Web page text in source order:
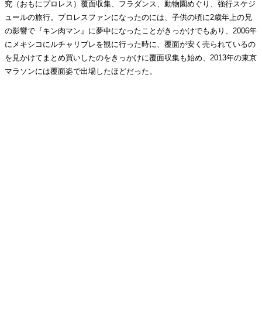
究（おもにプロレス）覆面収集、フラダンス、動物園めぐり、強行スケジ
ュールの旅行。プロレスファンになったのには、子供の頃に2歳年上の兄
の影響で『キン肉マン』に夢中になったことがきっかけでもあり、2006年
にメキシコにルチャリブレを観に行った時に、覆面が安く売られているの
を見かけてまとめ買いしたのをきっかけに覆面収集も始め、2013年の東京
マラソンには覆面姿で出場したほどだった。